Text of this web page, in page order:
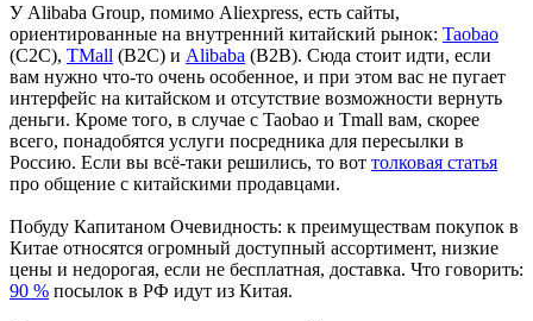
У Alibaba Group, помимо Aliexpress, есть сайты,
ориентированные на внутренний китайский рынок: Taobao
(C2C), TMall (B2C) и Alibaba (B2B). Сюда стоит идти, если
вам нужно что-то очень особенное, и при этом вас не пугает
интерфейс на китайском и отсутствие возможности вернуть
деньги. Кроме того, в случае с Taobao и Tmall вам, скорее
всего, понадобятся услуги посредника для пересылки в
Россию. Если вы всё-таки решились, то вот толковая статья
про общение с китайскими продавцами.
Побуду Капитаном Очевидность: к преимуществам покупок в
Китае относятся огромный доступный ассортимент, низкие
цены и недорогая, если не бесплатная, доставка. Что говорить:
90 % посылок в РФ идут из Китая.